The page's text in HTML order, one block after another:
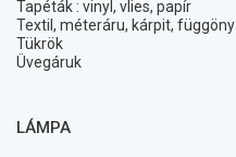
Tapéták : vinyl, vlies, papír
Textil, méteráru, kárpit, függöny
Tükrök
Üvegáruk
LÁMPA